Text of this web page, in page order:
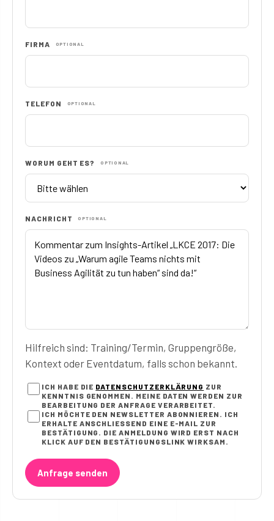
FIRMA OPTIONAL
TELEFON OPTIONAL
WORUM GEHT ES? OPTIONAL
NACHRICHT OPTIONAL
Hilfreich sind: Training/Termin, Gruppengröße,
Kontext oder Eventdatum, falls schon bekannt.
ICH HABE DIE DATENSCHUTZERKLÄRUNG ZUR
KENNTNIS GENOMMEN. MEINE DATEN WERDEN ZUR
BEARBEITUNG DER ANFRAGE VERARBEITET.
ICH MÖCHTE DEN NEWSLETTER ABONNIEREN. ICH
ERHALTE ANSCHLIESSEND EINE E-MAIL ZUR B
ESTÄTIGUNG. DIE ANMELDUNG WIRD ERST NACH K
LICK AUF DEN BESTÄTIGUNGSLINK WIRKSAM.
Anfrage senden